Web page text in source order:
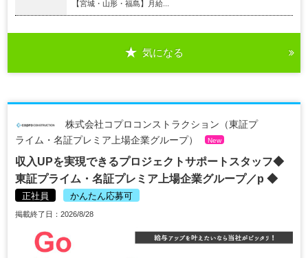
【宮城・山形・福島】月給...
気になる
株式会社コプロコンストラクション（東証プ
ライム・名証プレミア上場企業グループ）
New
収入UPを実現できるプロジェクトサポートスタッフ◆
東証プライム・名証プレミア上場企業グループ／p ◆
正社員 かんたん応募可
掲載終了日：2026/8/28